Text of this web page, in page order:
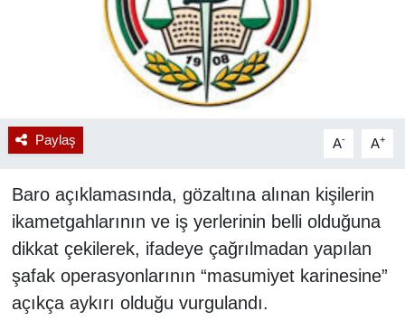
Paylaş A- A+
Baro açıklamasında, gözaltına alınan kişilerin
ikametgahlarının ve iş yerlerinin belli olduğuna
dikkat çekilerek, ifadeye çağrılmadan yapılan
şafak operasyonlarının “masumiyet karinesine”
açıkça aykırı olduğu vurgulandı.